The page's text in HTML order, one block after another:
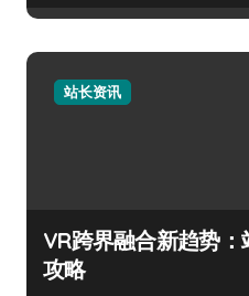
站长资讯
VR跨界融合新趋势：
攻略